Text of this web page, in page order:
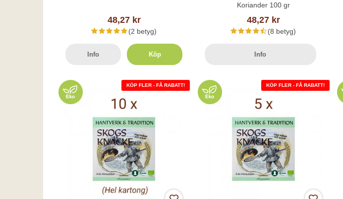
48,27 kr
(2 betyg)
Info Köp
Koriander 100 gr
48,27 kr
(8 betyg)
Info
KÖP FLER - FÅ RABATT! KÖP FLER - FÅ RABATT!